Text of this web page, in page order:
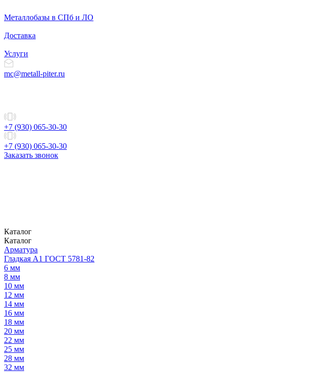
Металлобазы в СПб и ЛО
Доставка
Услуги
mc@metall-piter.ru
+7 (930) 065-30-30
+7 (930) 065-30-30
Заказать звонок
Каталог
Каталог
Арматура
Гладкая А1 ГОСТ 5781-82
6 мм
8 мм
10 мм
12 мм
14 мм
16 мм
18 мм
20 мм
22 мм
25 мм
28 мм
32 мм